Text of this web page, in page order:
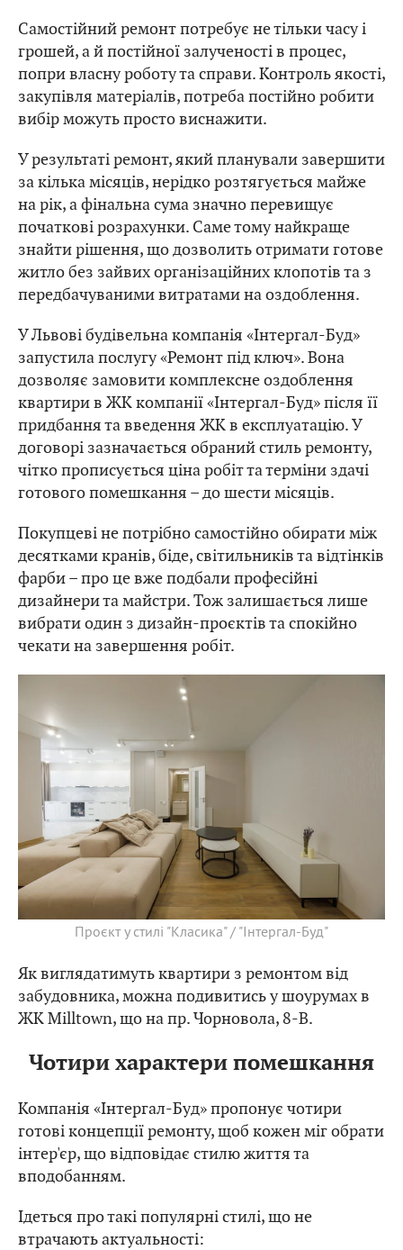
Самостійний ремонт потребує не тільки часу і
грошей, а й постійної залученості в процес,
попри власну роботу та справи. Контроль якості,
закупівля матеріалів, потреба постійно робити
вибір можуть просто виснажити.
У результаті ремонт, який планували завершити
за кілька місяців, нерідко розтягується майже
на рік, а фінальна сума значно перевищує
початкові розрахунки. Саме тому найкраще
знайти рішення, що дозволить отримати готове
житло без зайвих організаційних клопотів та з
передбачуваними витратами на оздоблення.
У Львові будівельна компанія «Інтергал-Буд»
запустила послугу «Ремонт під ключ». Вона
дозволяє замовити комплексне оздоблення
квартири в ЖК компанії «Інтергал-Буд» після її
придбання та введення ЖК в експлуатацію. У
договорі зазначається обраний стиль ремонту,
чітко прописується ціна робіт та терміни здачі
готового помешкання – до шести місяців.
Покупцеві не потрібно самостійно обирати між
десятками кранів, біде, світильників та відтінків
фарби – про це вже подбали професійні
дизайнери та майстри. Тож залишається лише
вибрати один з дизайн-проєктів та спокійно
чекати на завершення робіт.
Проєкт у стилі "Класика" / "Інтергал-Буд"
Як виглядатимуть квартири з ремонтом від
забудовника, можна подивитись у шоурумах в
ЖК Milltown, що на пр. Чорновола, 8-В.
Чотири характери помешкання
Компанія «Інтергал-Буд» пропонує чотири
готові концепції ремонту, щоб кожен міг обрати
інтер'єр, що відповідає стилю життя та
вподобанням.
Ідеться про такі популярні стилі, що не
втрачають актуальності: